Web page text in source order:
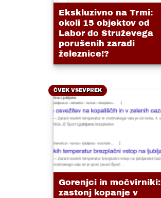
Ekskluzivno na Trmi:
okoli 15 objektov od
Labor do Struževega
porušenih zaradi
železnice!?
ČVEK VSEVPREK
Gorenjci in močvirniki:
zastonj kopanje v